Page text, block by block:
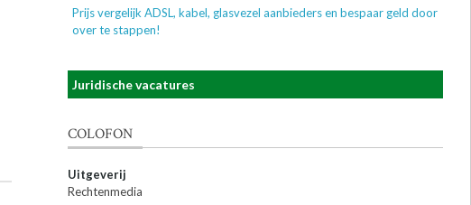
Prijs vergelijk ADSL, kabel, glasvezel aanbieders en bespaar geld door
over te stappen!
Juridische vacatures
COLOFON
Uitgeverij
Rechtenmedia